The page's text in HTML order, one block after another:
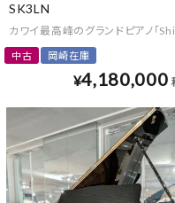
SK3LN
カワイ最高峰のグランドピアノ「
中古 岡崎在庫
¥4,180,000